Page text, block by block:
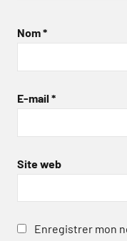
Nom*
E-mail *
Site web
Enregistrer mon